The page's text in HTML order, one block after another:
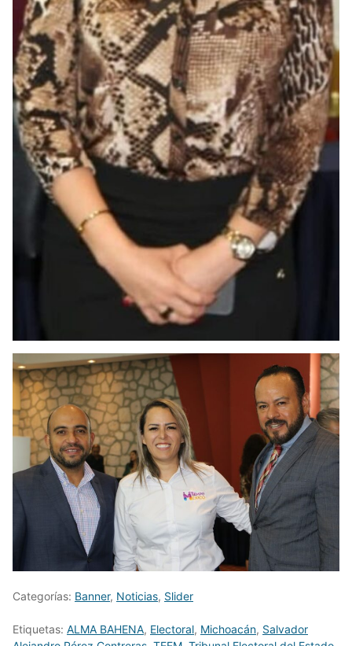
Categorías: Banner, Noticias, Slider
Etiquetas: ALMA BAHENA, Electoral, Michoacán, Salvador